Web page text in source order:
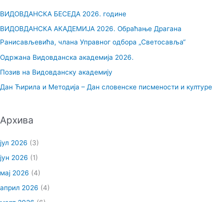
з
а
:
ВИДОВДАНСКА БЕСЕДА 2026. године
ВИДОВДАНСКА АКАДЕМИЈА 2026. Обраћање Драгана
Ранисављевића, члана Управног одбора „Светосавља“
Одржана Видовданска академија 2026.
Позив на Видовданску академију
Дан Ћирила и Методија – Дан словенске писмености и културе
Архива
јул 2026 (3)
јун 2026 (1)
мај 2026 (4)
април 2026 (4)